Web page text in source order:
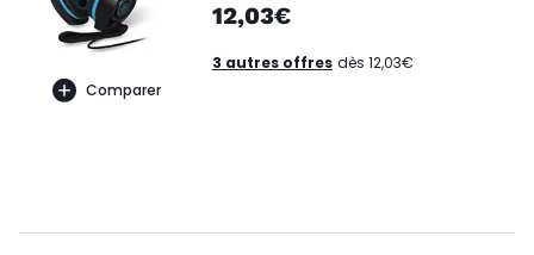
Comparer
12,03€
3 autres offres dès 12,03€